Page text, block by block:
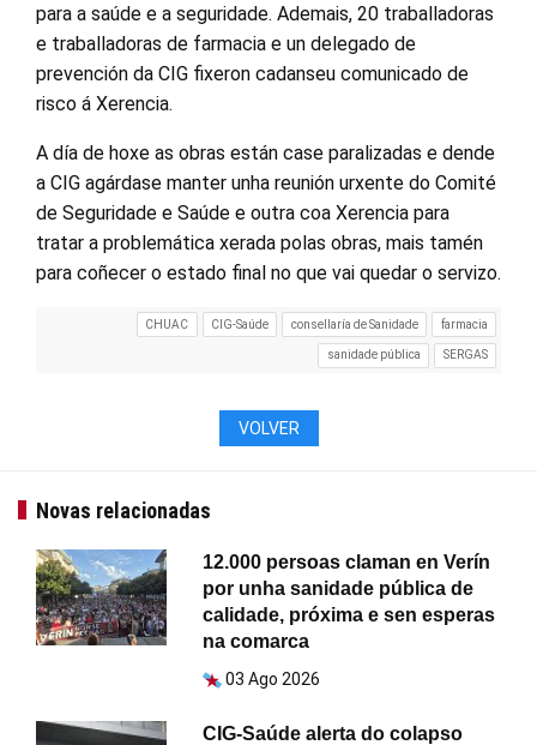
para a saúde e a seguridade. Ademais, 20 traballadoras
e traballadoras de farmacia e un delegado de
prevención da CIG fixeron cadanseu comunicado de
risco á Xerencia.
A día de hoxe as obras están case paralizadas e dende
a CIG agárdase manter unha reunión urxente do Comité
de Seguridade e Saúde e outra coa Xerencia para
tratar a problemática xerada polas obras, mais tamén
para coñecer o estado final no que vai quedar o servizo.
CHUAC CIG-Saúde consellaría de Sanidade farmacia
sanidade pública SERGAS
VOLVER
Novas relacionadas
12.000 persoas claman en Verín
por unha sanidade pública de
calidade, próxima e sen esperas
na comarca
03 Ago 2026
CIG-Saúde alerta do colapso